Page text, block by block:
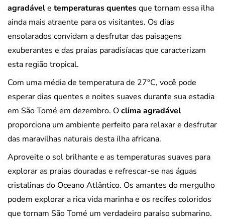
agradávele temperaturas quentesque tornam essa ilha
ainda mais atraente para os visitantes. Os dias
ensolarados convidam a desfrutar das paisagens
exuberantes e das praias paradisíacas que caracterizam
esta região tropical.
Com uma média de temperatura de 27°C, você pode
esperar dias quentes e noites suaves durante sua estadia
em São Tomé em dezembro. Oclima agradável
proporciona um ambiente perfeito para relaxar e desfrutar
das maravilhas naturais desta ilha africana.
Aproveite o sol brilhante e as temperaturas suaves para
explorar as praias douradas e refrescar-se nas águas
cristalinas do Oceano Atlântico. Os amantes do mergulho
podem explorar a rica vida marinha e os recifes coloridos
que tornam São Tomé um verdadeiro paraíso submarino.